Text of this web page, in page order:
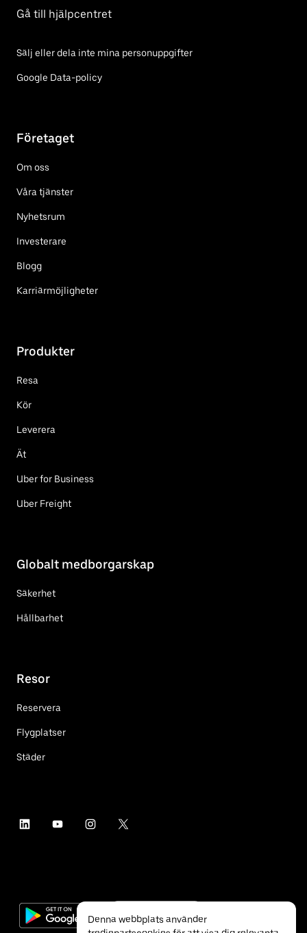
Gå till hjälpcentret
Sälj eller dela inte mina personuppgifter
Google Data-policy
Företaget
Om oss
Våra tjänster
Nyhetsrum
Investerare
Blogg
Karriärmöjligheter
Produkter
Resa
Kör
Leverera
Ät
Uber for Business
Uber Freight
Globalt medborgarskap
Säkerhet
Hållbarhet
Resor
Reservera
Flygplatser
Städer
Denna webbplats använder